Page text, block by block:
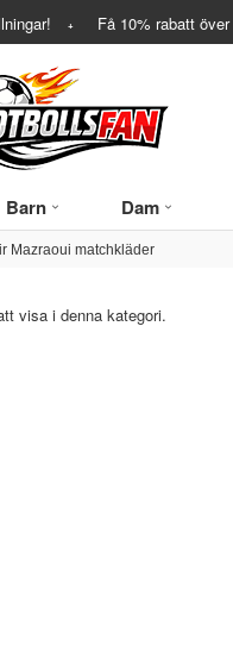
Få 10% rabatt över
Barn Dam
Mazraoui matchkläder
visa i denna kategori.